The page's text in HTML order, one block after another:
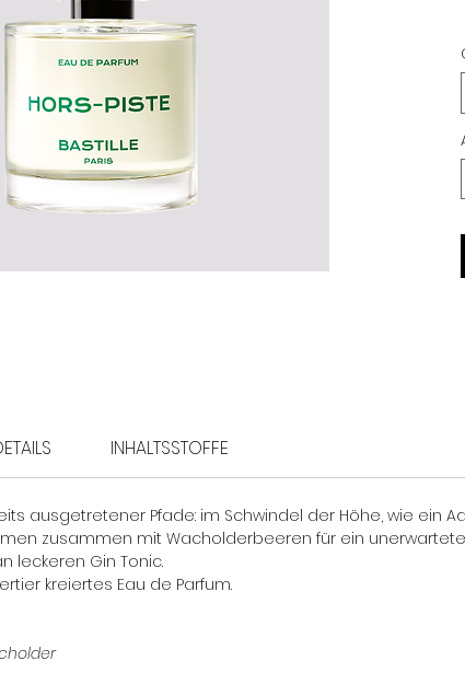
INHALTSSTOFFE
ausgetretener Pfade: im Schwindel der Höhe, wie ein
zusammen mit Wacholderbeeren für ein
leckeren Gin Tonic.
kreiertes Eau de Parfum.